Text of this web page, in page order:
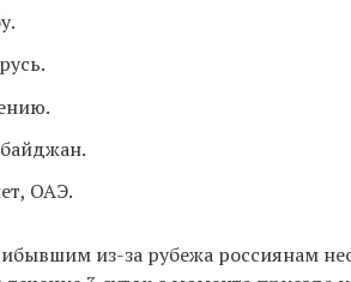
ОАЭ.
из-за рубежа россиянам